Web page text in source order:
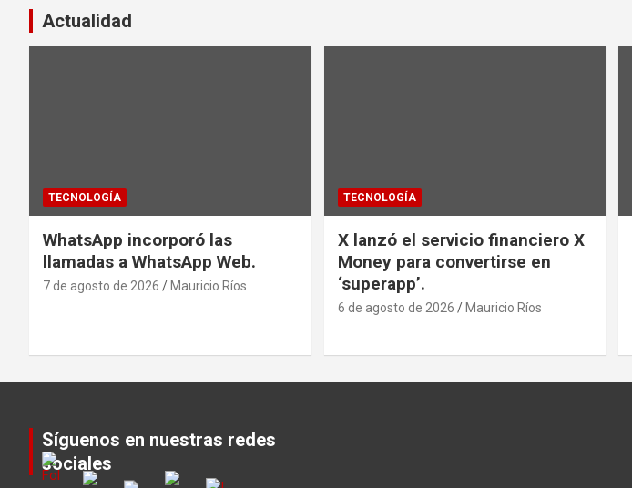
Actualidad
TECNOLOGÍA
WhatsApp incorporó las
llamadas a WhatsApp Web.
7 de agosto de 2026 Mauricio Ríos
TECNOLOGÍA
X lanzó el servicio financiero X
Money para convertirse en
‘superapp’.
6 de agosto de 2026 Mauricio Ríos
Síguenos en nuestras redes
sociales